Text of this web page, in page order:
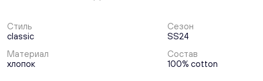
Стиль
classic
Сезон
SS24
Материал
хлопок
Состав
100% cotton